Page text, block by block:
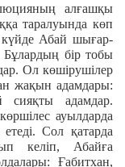
алғашқы
таралуында көп
күйде Абай шығар-
бір тобы
Ол көшірушілер
жақын адамдары:
сияқты адамдар.
ауылдарда
Сол қатарда
келіп, Абайға
Ғабитхан,